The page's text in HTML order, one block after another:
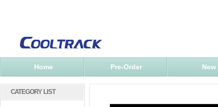
Home Pre-Order New
CATEGORY LIST